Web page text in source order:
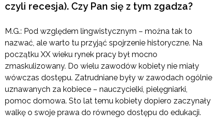
czyli recesja). Czy Pan się z tym zgadza?
M.G.: Pod względem lingwistycznym – można tak to
nazwać, ale warto tu przyjąć spojrzenie historyczne. Na
początku XX wieku rynek pracy był mocno
zmaskulizowany. Do wielu zawodów kobiety nie miały
wówczas dostępu. Zatrudniane były w zawodach ogólnie
uznawanych za kobiece – nauczycielki, pielęgniarki,
pomoc domowa. Sto lat temu kobiety dopiero zaczynały
walkę o swoje prawa do równego dostępu do edukacji.